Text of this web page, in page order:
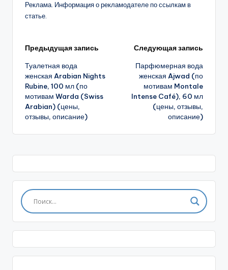
Реклама. Информация о рекламодателе по ссылкам в
статье.
Навигация
записи
Предыдущая запись
Туалетная вода
женская Arabian Nights
Rubine, 100 мл (по
мотивам Warda (Swiss
Arabian) (цены,
отзывы, описание)
Следующая запись
Парфюмерная вода
женская Ajwad (по
мотивам Montale
Intense Café), 60 мл
(цены, отзывы,
описание)